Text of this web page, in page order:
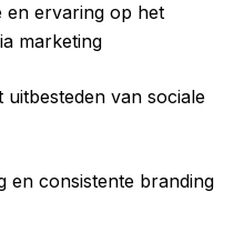
en ervaring op het
marketing
van sociale
en consistente branding